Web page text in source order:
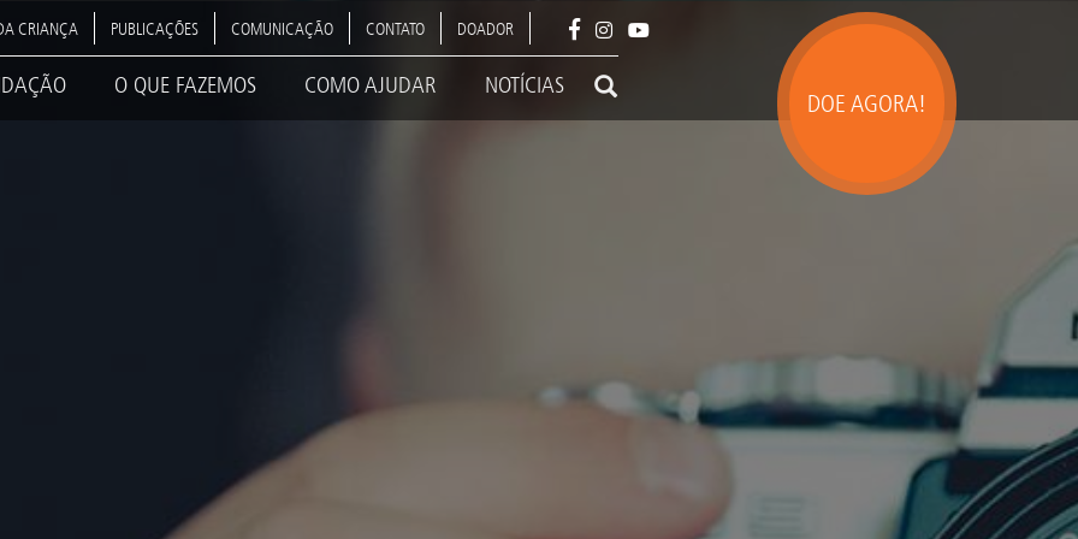
DOE AGORA!
CRIANÇA PUBLICAÇÕES COMUNICAÇÃO CONTATO DOADOR
O QUE FAZEMOS COMO AJUDAR NOTÍCIAS